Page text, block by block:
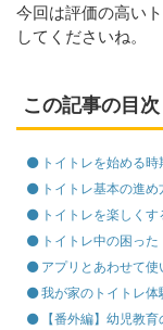
今回は評価の高い
してくださいね。
この記事の目次
トイトレを始める時
トイトレ基本の進め
トイトレを楽しくす
トイトレ中の困った
アプリとあわせて使
我が家のトイトレ体
【番外編】幼児教育